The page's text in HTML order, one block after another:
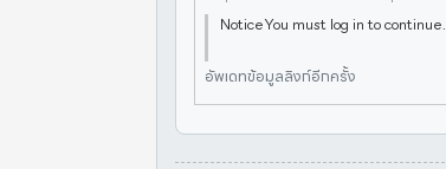
NoticeYou must log in to continue.
อัพเดทข้อมูลลิงก์อีกครั้ง